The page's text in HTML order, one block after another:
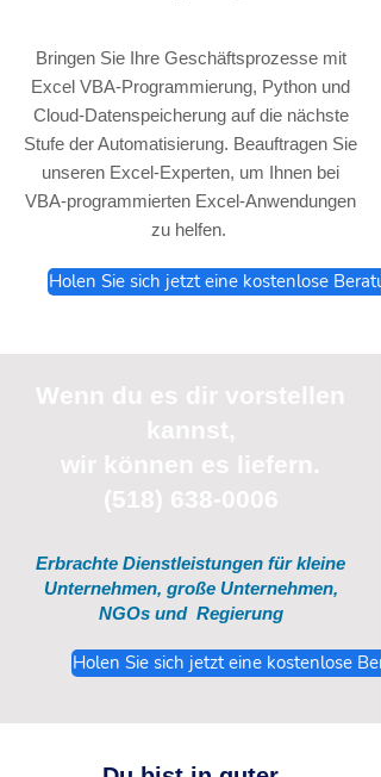
Bringen Sie Ihre Geschäftsprozesse mit
Excel VBA-Programmierung, Python und
Cloud-Datenspeicherung auf die nächste
Stufe der Automatisierung. Beauftragen Sie
unseren Excel-Experten, um Ihnen bei
VBA-programmierten Excel-Anwendungen
zu helfen.
Holen Sie sich jetzt eine kostenlose
Wenn du es dir vorstellen
kannst,
wir können es liefern.
(518) 638-0006
Erbrachte Dienstleistungen für kleine
Unternehmen, große Unternehmen,
NGOs und Regierung
Holen Sie sich jetzt eine kostenlose